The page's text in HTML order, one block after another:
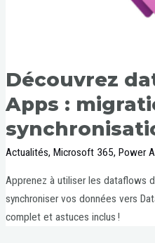
Découvrez
Apps :
Actualités,Microsoft 365,Power
Apprenez à utiliser les dataflows
synchroniser vos données vers
complet et astuces inclus !